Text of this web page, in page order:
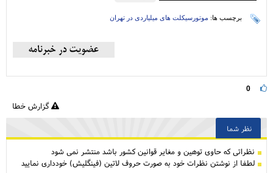
برچسب ها: موتور‌سیکلت های میلیاردی در تهران
0
گزارش خطا
نظر شما
نظراتی كه حاوی توهین و مغایر قوانین کشور باشد منتشر نمی شود
لطفا از نوشتن نظرات خود به صورت حروف لاتین (فینگلیش) خودداری نمایید